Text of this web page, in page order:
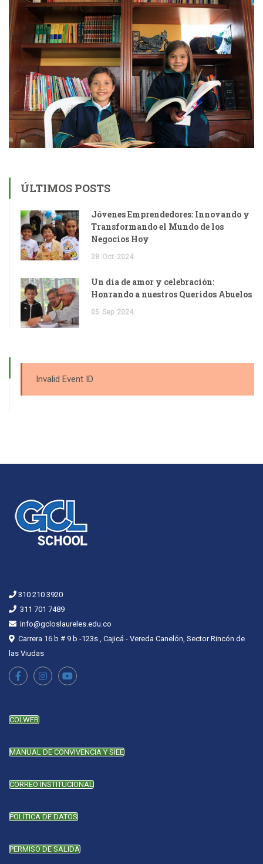
ÚLTIMOS POSTS
Jóvenes Emprendedores: Innovando y
Transformando el Mundo de los
Negocios Hoy
28 Oct 2024
Un día de amor y celebración:
Honrando a nuestros Queridos Abuelos
05 Sep 2024
Invalid Event ID
310 210 3920
311 701 7489
info@gcloslaureles.edu.co
Carrera 16 b # 9 b -123s , Cajicá - Vereda Canelón, Sector Rincón de
las Viudas
COLWEB
MANUAL DE CONVIVENCIA Y SIEE
CORREO INSTITUCIONAL
POLÍTICA DE DATOS
PERMISO DE SALIDA